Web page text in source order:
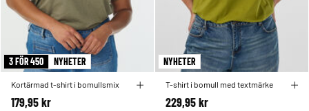
3 FÖR 450 NYHETER
Kortärmad t-shirt i bomullsmix
179,95 kr
NYHETER
T-shirt i bomull med textmärke
229,95 kr